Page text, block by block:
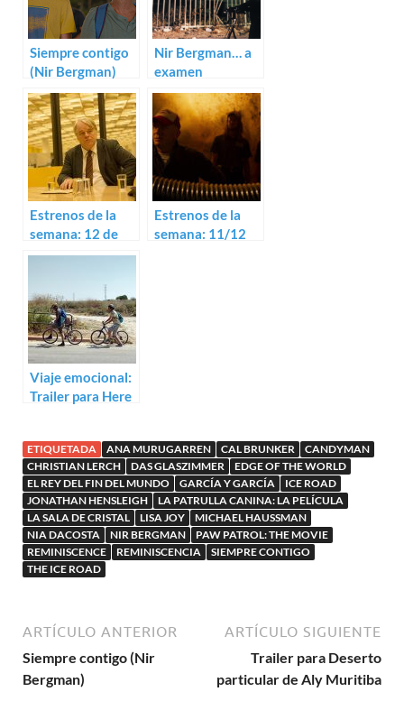
Siempre contigo
(Nir Bergman)
Nir Bergman… a
examen
Estrenos de la
semana: 12 de
septiembre
Estrenos de la
semana: 11/12
Viaje emocional:
Trailer para Here
ETIQUETADA ANA MURUGARREN CAL BRUNKER
CANDYMAN
CHRISTIAN LERCH
DAS GLASZIMMER
EDGE OF THE WORLD
EL REY DEL FIN DEL MUNDO
GARCÍA Y GARCÍA
ICE ROAD
JONATHAN HENSLEIGH
LA PATRULLA CANINA: LA PELÍCULA
LA SALA DE CRISTAL
LISA JOY
MICHAEL HAUSSMAN
NIA DACOSTA
NIR BERGMAN
PAW PATROL: THE MOVIE
REMINISCENCE
REMINISCENCIA
SIEMPRE CONTIGO
THE ICE ROAD
ARTÍCULO ANTERIOR
Siempre contigo (Nir
Bergman)
ARTÍCULO SIGUIENTE
Trailer para Deserto
particular de Aly Muritiba